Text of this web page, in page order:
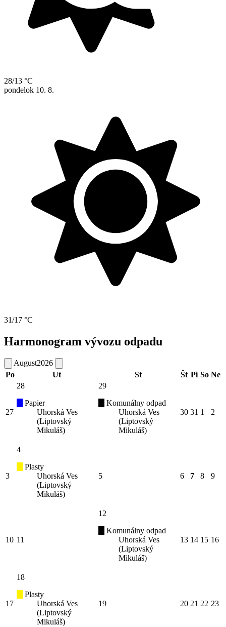
28/13 °C
pondelok 10. 8.
31/17 °C
Harmonogram vývozu odpadu
August2026
Po
Ut St Št Pi So Ne
27
28
Papier
Uhorská Ves
(Liptovský
Mikuláš)
29
Komunálny odpad
Uhorská Ves
(Liptovský
Mikuláš)
30 31 1 2
3
4
Plasty
Uhorská Ves
(Liptovský
Mikuláš)
5 6 7 8 9
10 11
12
Komunálny odpad
Uhorská Ves
(Liptovský
Mikuláš)
13 14 15 16
17
18
Plasty
Uhorská Ves
(Liptovský
Mikuláš)
19 20 21 22 23